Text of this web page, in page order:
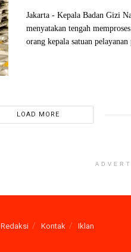
Jakarta - Kepala Badan Gizi
menyatakan tengah
orang kepala satuan
LOAD MORE
Redaksi Kontak Iklan